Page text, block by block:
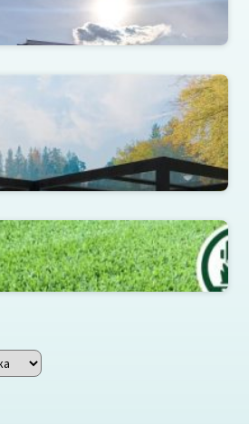
Читать далее
забор (зеленый забор)